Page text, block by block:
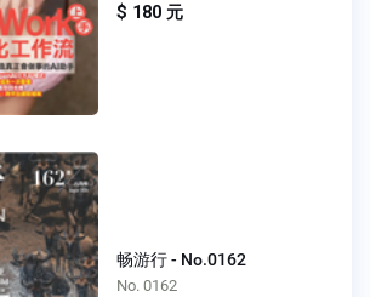
$ 180 元
畅游行 - No.0162
No. 0162